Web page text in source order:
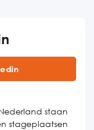
staan
stageplaatsen